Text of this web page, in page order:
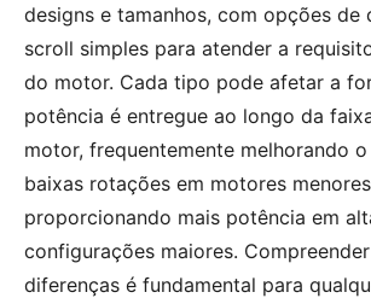
designs e tamanhos, com opções de
scroll simples para atender a
do motor. Cada tipo pode afetar a
potência é entregue ao longo da
motor, frequentemente melhorando
baixas rotações em motores
proporcionando mais potência em
configurações maiores.
diferenças é fundamental para